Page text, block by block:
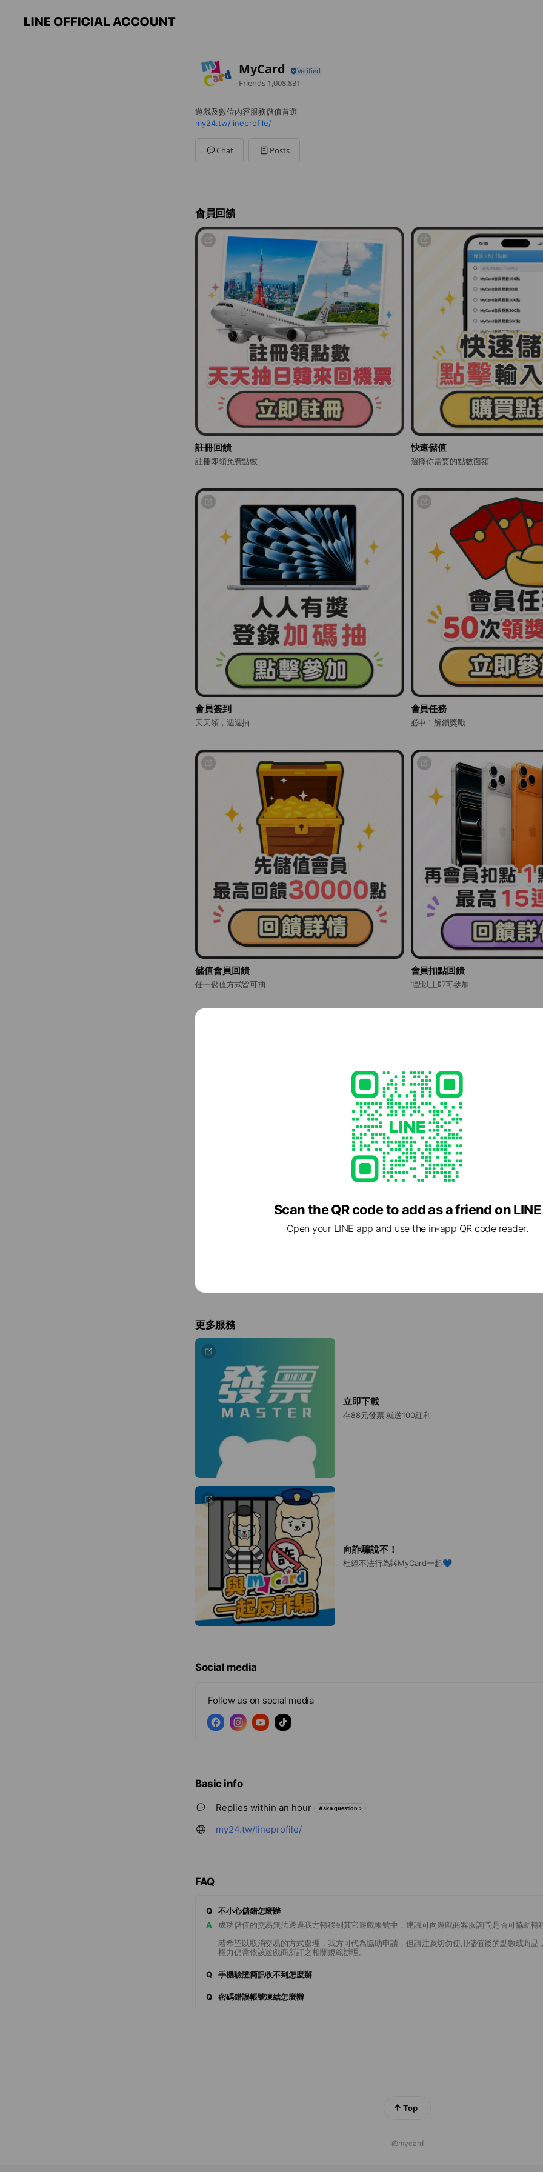
MyCard
Friends 1,008,831
遊戲及數位內容服務儲值首選
my24.tw/lineprofile/
Chat Posts
會員回饋
註冊回饋
註冊即領免費點數
快速儲值
選擇你需要的點數面額
會員簽到
天天領，週週抽
會員任務
必中！解鎖獎勵
儲值會員回饋
任一儲值方式皆可抽
會員扣點回饋
1點以上即可參加
更多服務
立即下載
存88元發票 就送100紅利
向詐騙說不！
杜絕不法行為與MyCard一起💙
Social media
Follow us on social media
Basic info
Replies within an hour Ask a question
my24.tw/lineprofile/
FAQ
Q
不小心儲錯怎麼辦
A
成功儲值的交易無法透過我方轉移到其它遊戲帳號中，建議可向遊戲商客服詢問是否可協助轉
若希望以取消交易的方式處理，我方可代為協助申請，但請注意切勿使用儲值後的點數或商品
權力仍需依該遊戲商所訂之相關規範辦理。
Q 手機驗證簡訊收不到怎麼辦
Q 密碼錯誤帳號凍結怎麼辦
Top
@mycard
Scan the QR code to add as a friend on LINE
Open your LINE app and use the in-app QR code reader.